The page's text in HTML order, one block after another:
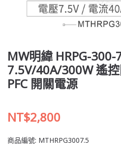
MW明緯 HRPG-300-
7.5V/40A/300W 遙
PFC 開關電源
NT$2,800
商品編號: MTHRPG3007.5